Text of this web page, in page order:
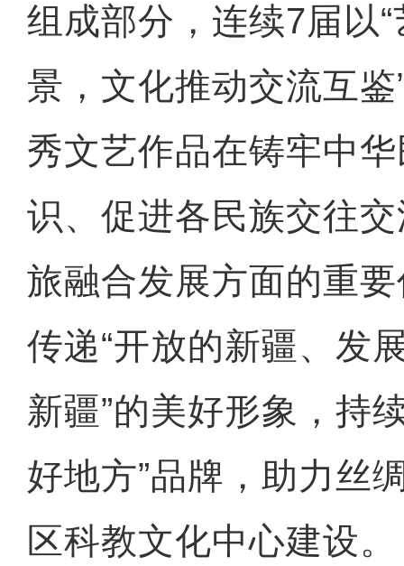
组成部分，连续7届以
景，文化推动交流互
秀文艺作品在铸牢中
识、促进各民族交往
旅融合发展方面的重
传递“开放的新疆、发
新疆”的美好形象，持
好地方”品牌，助力丝
区科教文化中心建设。